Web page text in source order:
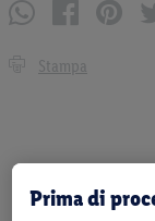
Stampa
Prima di